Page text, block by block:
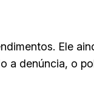
Ele
a denúncia, o